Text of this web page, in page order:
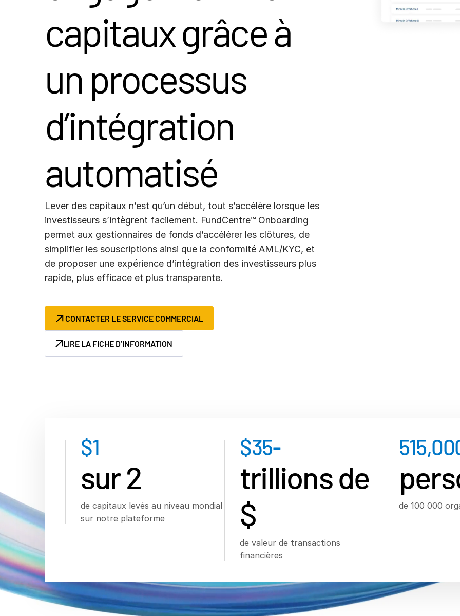
RESSOURCES
PRODUITS
SUPPLÉMENTAIRES
capitauxgrâce à
un processus
d’intégration
automatisé
Lever des capitaux n’est qu’un début, tout s’accélère lorsque les
investisseurs s’intègrent facilement. FundCentre™ Onboarding
permet aux gestionnaires de fonds d’accélérer les clôtures, de
simplifier les souscriptions ainsi que la conformité AML/KYC, et
de proposer une expérience d’intégration des investisseurs plus
rapide, plus efficace et plus transparente.
CONTACTER LE SERVICE COMMERCIAL
LIRE LA FICHE D’INFORMATION
$1
sur 2
de capitaux levés au niveau mondial
sur notre plateforme
$35-
trillions de
$
de valeur de transactions
financières
de 100 000